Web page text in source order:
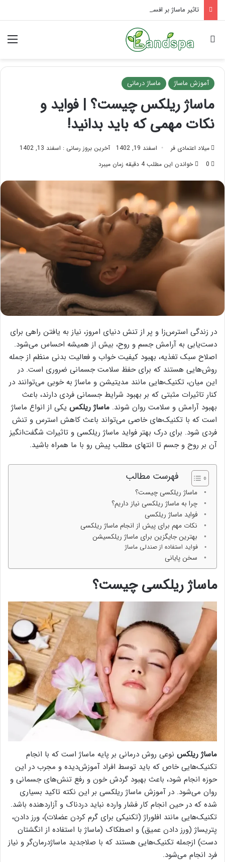
تاثیر ماساژ بر افسردگی؛ با ماساژ درمانی افسردگی را درمان کنید!
جستجو برای
آموزش ماساژ ماساژ درمانی
ماساژ ریلکس چیست؟ | فواید و
نکات مهمی که باید بدانید!
میلاد اعتمادی فر اسفند 19, 1402
آخرین بروز رسانی : اسفند 13, 1402
0
خواندن این مطلب 4 دقیقه زمان میبرد
در زندگی استرس‌زا و پر از تنش دنیای امروز، نیاز به یافتن راهی برای
دست‌یابی به آرامش جسم و روح، بیش از همیشه احساس می‌شود.
اصلاح سبک تغذیه، بهبود کیفیت خواب و فعالیت بدنی منظم از جمله
روش‌هایی هستند که برای حفظ سلامت جسمانی ضروری است. در
این میان، تکنیک‌هایی مانند مدیتیشن و ماساژ به خوبی می‌توانند در
کنار تاثیرات مثبتی که بر بهبود شرایط جسمانی فردی دارند، باعث
بهبود آرامش و سلامت روان شوند. ماساژ ریلکس یکی از انواع ماساژ
است که با تکنیک‌های خاصی می‌‌تواند باعث کاهش استرس و تنش
فردی شود. برای درک بهتر فواید ماساژ ریلکسی و تاثیرات شگفت‌انگیز
آن بر روح و جسم تا انتهای مطلب پیش رو با ما همراه باشید.
فهرست مطالب
ماساژ ریلکسی چیست؟
چرا به ماساژ ریلکسی نیاز داریم؟
فواید ماساژ ریلکسی
نکات مهم برای پیش از انجام ماساژ ریلکسی
بهترین جایگزین برای ماساژ ریلکسیشن
فواید استفاده از صندلی ماساژ
سخن پایانی
ماساژ ریلکسی چیست؟
ماساژ ریلکس نوعی روش درمانی بر پایه ماساژ است که با انجام
تکنیک‌هایی خاص که باید توسط افراد آموزش‌دیده و مجرب در این
حوزه انجام شود، باعث بهبود گردش خون و رفع تنش‌های جسمانی و
روان می‌شود. در آموزش ماساژ ریلکسی بر این نکته تاکید بسیاری
شده که در حین انجام کار فشار وارده نباید دردناک و آزاردهنده باشد.
تکنیک‌هایی مانند افلوراژ (تکنیکی برای گرم کردن عضلات)، ورز دادن،
پتریساژ (ورز دادن عمیق) و اصطکاک (ماساژ با استفاده از انگشتان
دست) ازجمله تکنیک‌هایی هستند که با صلاجدید ماساژدرمان‌گر و نیاز
فرد انجام می‌شود.